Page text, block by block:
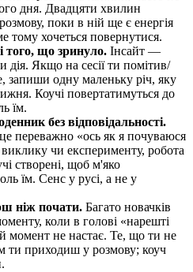
дня. Двадцяти хвилин
поки в ній ще є енергія
тому хочеться повернутися.
того, що зринуло. Інсайт —
дія. Якщо на сесії ти помітив/
запиши одну маленьку річ, яку
Коучі повертатимуться до
їм.
без відповідальності.
переважно «ось як я почуваюся
чи експерименту, робота
створені, щоб м'яко
їм. Сенс у русі, а не у
ніж почати. Багато новачків
коли в голові «нарешті
момент не настає. Те, що ти не
ти приходиш у розмову; коуч